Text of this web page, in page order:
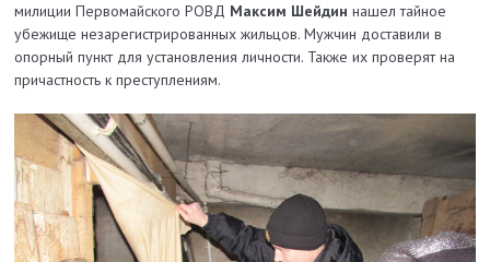
милиции Первомайского РОВД Максим Шейдин нашел тайное
убежище незарегистрированных жильцов. Мужчин доставили в
опорный пункт для установления личности. Также их проверят на
причастность к преступлениям.